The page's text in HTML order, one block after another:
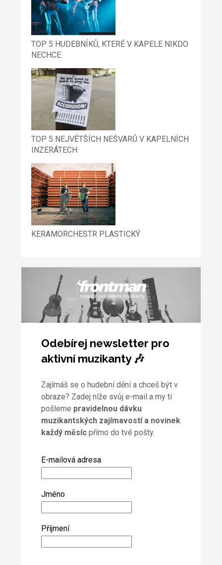
TOP 5 HUDEBNÍKŮ, KTERÉ V KAPELE NIKDO
NECHCE
TOP 5 NEJVĚTŠÍCH NEŠVARŮ V KAPELNÍCH
INZERÁTECH
KERAMORCHESTR PLASTICKÝ
Odebírej newsletter pro
aktivní muzikanty 🎶
Zajímáš se o hudební dění a chceš být v
obraze? Zadej níže svůj e-mail a my ti
pošleme pravidelnou dávku
muzikantských zajímavostí a novinek
každý měsícpřímo do tvé pošty.
E-mailová adresa
Jméno
Příjmení